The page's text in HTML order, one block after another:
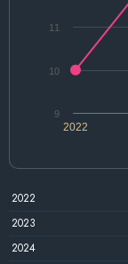
2022
9
10
11
2022
2023
2024